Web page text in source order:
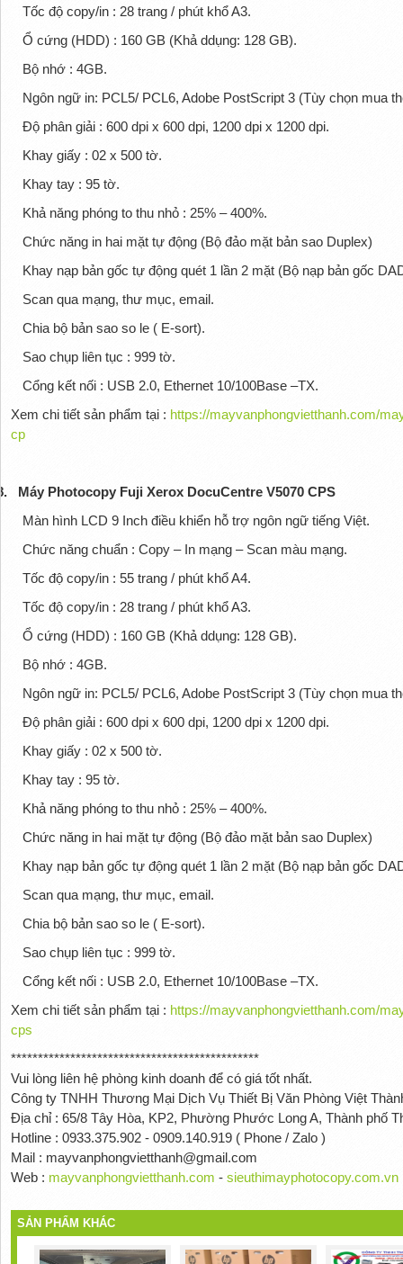
Tốc độ copy/in : 28 trang / phút khổ A3.
Ổ cứng (HDD) : 160 GB (Khả ddụng: 128 GB).
Bộ nhớ : 4GB.
Ngôn ngữ in: PCL5/ PCL6, Adobe PostScript 3 (Tùy chọn mua
Độ phân giải : 600 dpi x 600 dpi, 1200 dpi x 1200 dpi.
Khay giấy : 02 x 500 tờ.
Khay tay : 95 tờ.
Khả năng phóng to thu nhỏ : 25% – 400%.
Chức năng in hai mặt tự động (Bộ đảo mặt bản sao Duplex)
Khay nạp bản gốc tự động quét 1 lần 2 mặt (Bộ nạp bản gốc
Scan qua mạng, thư mục, email.
Chia bộ bản sao so le ( E-sort).
Sao chụp liên tục : 999 tờ.
Cổng kết nối : USB 2.0, Ethernet 10/100Base –TX.
Xem chi tiết sản phẩm tại : https://mayvanphongvietthanh.com/
cp
Máy Photocopy Fuji Xerox DocuCentre V5070 CPS
Màn hình LCD 9 Inch điều khiển hỗ trợ ngôn ngữ tiếng Việt.
Chức năng chuẩn : Copy – In mạng – Scan màu mạng.
Tốc độ copy/in : 55 trang / phút khổ A4.
Tốc độ copy/in : 28 trang / phút khổ A3.
Ổ cứng (HDD) : 160 GB (Khả ddụng: 128 GB).
Bộ nhớ : 4GB.
Ngôn ngữ in: PCL5/ PCL6, Adobe PostScript 3 (Tùy chọn mua
Độ phân giải : 600 dpi x 600 dpi, 1200 dpi x 1200 dpi.
Khay giấy : 02 x 500 tờ.
Khay tay : 95 tờ.
Khả năng phóng to thu nhỏ : 25% – 400%.
Chức năng in hai mặt tự động (Bộ đảo mặt bản sao Duplex)
Khay nạp bản gốc tự động quét 1 lần 2 mặt (Bộ nạp bản gốc
Scan qua mạng, thư mục, email.
Chia bộ bản sao so le ( E-sort).
Sao chụp liên tục : 999 tờ.
Cổng kết nối : USB 2.0, Ethernet 10/100Base –TX.
Xem chi tiết sản phẩm tại : https://mayvanphongvietthanh.com/
cps
**********************************************
Vui lòng liên hệ phòng kinh doanh để có giá tốt nhất.
Công ty TNHH Thương Mại Dịch Vụ Thiết Bị Văn Phòng Việt
Địa chỉ : 65/8 Tây Hòa, KP2, Phường Phước Long A, Thành phố
Hotline : 0933.375.902 - 0909.140.919 ( Phone / Zalo )
Mail : mayvanphongvietthanh@gmail.com
Web : mayvanphongvietthanh.com - sieuthimayphotocopy.com.vn
SẢN PHẨM KHÁC